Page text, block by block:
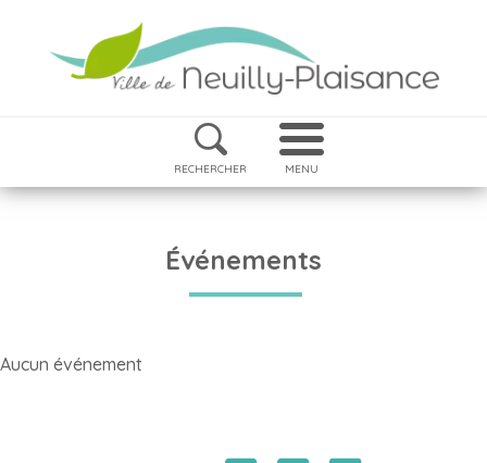
RECHERCHER MENU
Événements
Aucun événement